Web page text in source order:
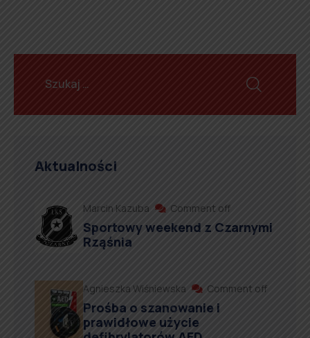
Aktualności
Marcin Kazuba Comment off
Sportowy weekend z Czarnymi
Rząśnia
Agnieszka Wiśniewska Comment off
Prośba o szanowanie i
prawidłowe użycie